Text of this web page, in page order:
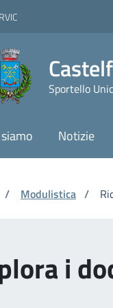
Sportello
Notizie
/ Modulistica /
i